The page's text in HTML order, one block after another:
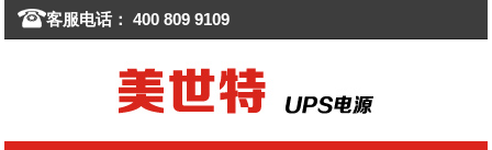
客服电话： 400 809 9109